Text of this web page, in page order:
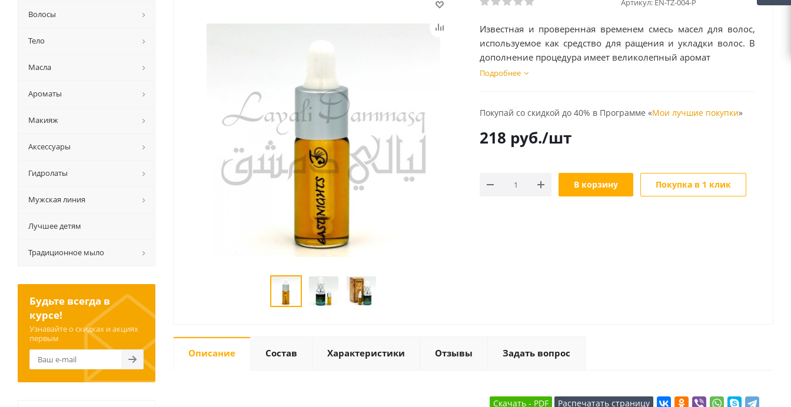
Известная и проверенная временем смесь масел для волос,
используемое как средство для ращения и укладки волос. В
дополнение процедура имеет великолепный аромат
Подробнее
Покупай со скидкой до 40% в Программе «Мои лучшие покупки»
218 руб./шт
В корзину Покупка в 1 клик
Описание Состав Характеристики Отзывы Задать вопрос
Волосы
Тело
Масла
Ароматы
Макияж
Аксессуары
Гидролаты
Мужская линия
Лучшее детям
Традиционное мыло
Будьте всегда в
курсе!
Узнавайте о скидках и акциях
первым